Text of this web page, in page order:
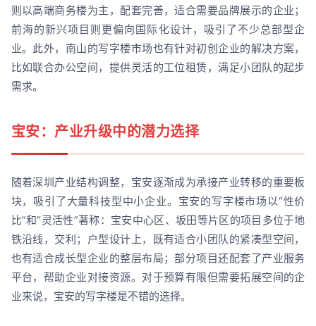
则以高端商务楼为主，配套完善，适合需要品牌展示的企业；
前海的新兴项目则更偏向国际化设计，吸引了不少总部型企
业。此外，南山的写字楼市场也有针对初创企业的解决方案，
比如联合办公空间，提供灵活的工位租赁，满足小团队的起步
需求。
宝安：产业升级中的潜力选择
随着深圳产业结构调整，宝安逐渐成为承接产业转移的重要板
块，吸引了大量科技型中小企业。宝安的写字楼市场以“性价
比”和“灵活性”著称：宝安中心区、坂田等片区的项目多位于地
铁沿线，交利；户型设计上，既有适合小团队的紧凑型空间，
也有适合成长型企业的整层布局；部分项目还配套了产业服务
平台，帮助企业对接资源。对于预算有限但需要拓展空间的企
业来说，宝安的写字楼是不错的选择。